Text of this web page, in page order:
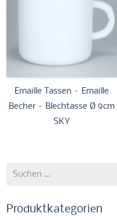
Emaille Tassen – Emaille
Becher – Blechtasse Ø 9cm
SKY
Suchen
Produktkategorien